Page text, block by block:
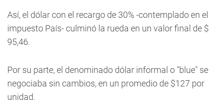
Así, el dólar con el recargo de 30% -contemplado en el
impuesto País- culminó la rueda en un valor final de $
95,46.
Por su parte, el denominado dólar informal o "blue" se
negociaba sin cambios, en un promedio de $127 por
unidad.